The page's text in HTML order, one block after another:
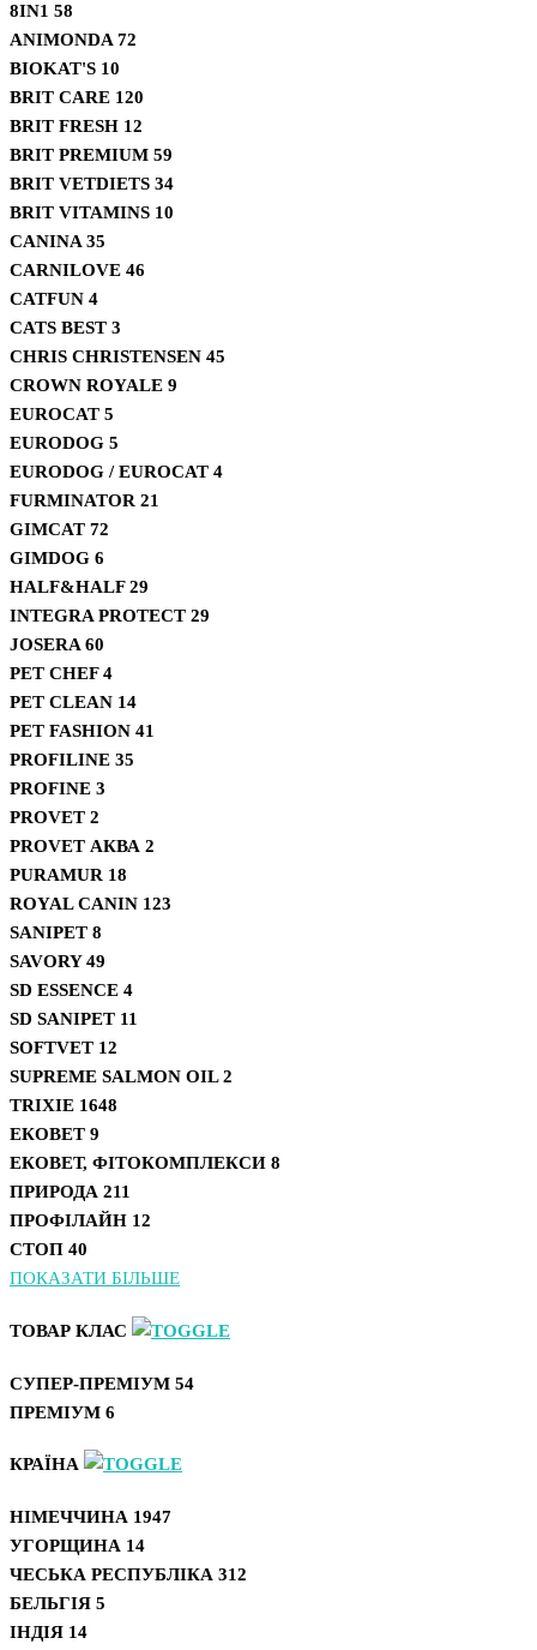
8IN1 58
ANIMONDA 72
BIOKAT'S 10
BRIT CARE 120
BRIT FRESH 12
BRIT PREMIUM 59
BRIT VETDIETS 34
BRIT VITAMINS 10
CANINA 35
CARNILOVE 46
CATFUN 4
CATS BEST 3
CHRIS CHRISTENSEN 45
CROWN ROYALE 9
EUROCAT 5
EURODOG 5
EURODOG / EUROCAT 4
FURMINATOR 21
GIMCAT 72
GIMDOG 6
HALF&HALF29
INTEGRA PROTECT 29
JOSERA 60
PET CHEF4
PET CLEAN 14
PET FASHION 41
PROFILINE 35
PROFINE 3
PROVET 2
PROVET АКВА 2
PURAMUR 18
ROYAL CANIN 123
SANIPET 8
SAVORY49
SD ESSENCE 4
SD SANIPET 11
SOFTVET 12
SUPREME SALMON OIL2
TRIXIE 1648
ЕКОВЕТ 9
ЕКОВЕТ, ФІТОКОМПЛЕКСИ 8
ПРИРОДА 211
ПРОФІЛАЙН 12
СТОП 40
ПОКАЗАТИ БІЛЬШЕ
ТОВАР КЛАС
СУПЕР-ПРЕМІУМ 54
ПРЕМІУМ 6
КРАЇНА
НІМЕЧЧИНА 1947
УГОРЩИНА 14
ЧЕСЬКА РЕСПУБЛІКА 312
БЕЛЬГІЯ 5
ІНДІЯ 14